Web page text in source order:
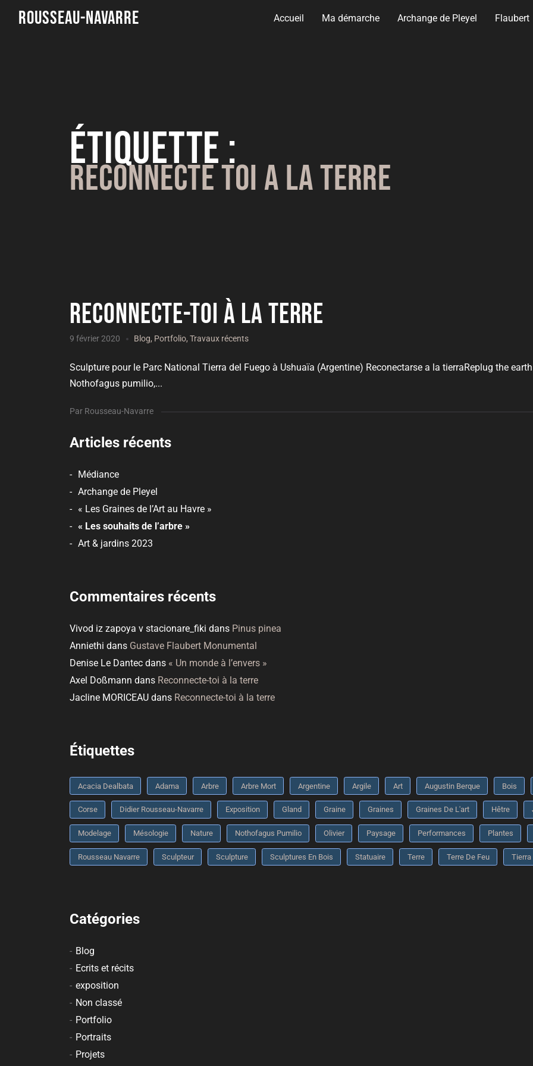
Rousseau-Navarre Accueil Ma démarche Archange de Pleyel Flaubert
Étiquette :
Reconnecte Toi A La Terre
Reconnecte-toi à la terre
9 février 2020 Blog, Portfolio,Travaux récents
Sculpture pour le Parc National Tierra del Fuego à Ushuaïa (Argentine) Reconectarse a la tierraReplug the
Nothofagus pumilio,...
Par Rousseau-Navarre
Articles récents
Médiance
Archange de Pleyel
« Les Graines de l’Art au Havre »
« Les souhaits de l’arbre »
Art & jardins 2023
Commentaires récents
Vivod iz zapoya v stacionare_fiki dans Pinus pinea
Anniethi dans Gustave Flaubert Monumental
Denise Le Dantec dans « Un monde à l’envers »
Axel Doßmann dans Reconnecte-toi à la terre
Jacline MORICEAU dans Reconnecte-toi à la terre
Étiquettes
Acacia Dealbata Adama Arbre Arbre Mort Argentine Argile Art Augustin Berque Bois
Corse Didier Rousseau-Navarre Exposition Gland Graine Graines Graines De L'art Hêtre
Modelage Mésologie Nature Nothofagus Pumilio Olivier Paysage Performances Plantes
Rousseau Navarre Sculpteur Sculpture Sculptures En Bois Statuaire Terre Terre De Feu Tierra
Catégories
Blog
Ecrits et récits
exposition
Non classé
Portfolio
Portraits
Projets